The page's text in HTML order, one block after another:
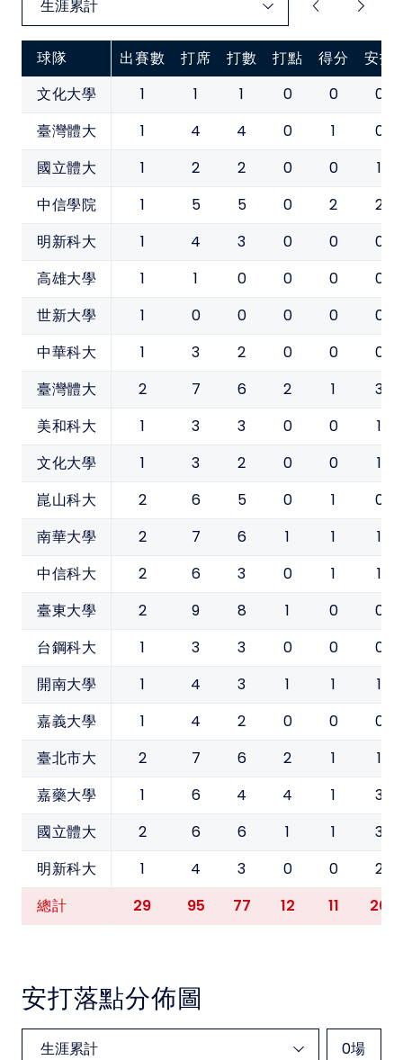
球隊 出賽數 打席 打數 打點 得分
安打
文化大學
1 1 1 0 0 0
臺灣體大 1 4 4 0 1 0
國立體大 1 2 2 0 0 1
中信學院 1 5 5 0 2 2
明新科大 1 4 3 0 0 0
高雄大學 1 1 0 0 0 0
世新大學 1 0 0 0 0 0
中華科大 1 3 2 0 0 0
臺灣體大 2 7 6 2 1 3
美和科大 1 3 3 0 0 1
文化大學 1 3 2 0 0 1
崑山科大 2 6 5 0 1 0
南華大學 2 7 6 1 1 1
中信科大 2 6 3 0 1 1
臺東大學 2 9 8 1 0 0
台鋼科大 1 3 3 0 0 0
開南大學 1 4 3 1 1 1
嘉義大學 1 4 2 0 0 0
臺北市大 2 7 6 2 1 1
嘉藥大學 1 6 4 4 1 3
國立體大 2 6 6 1 1 3
明新科大 1 4 3 0 0 2
總計 29 95 77 12 11 20
安打落點分佈圖
0場